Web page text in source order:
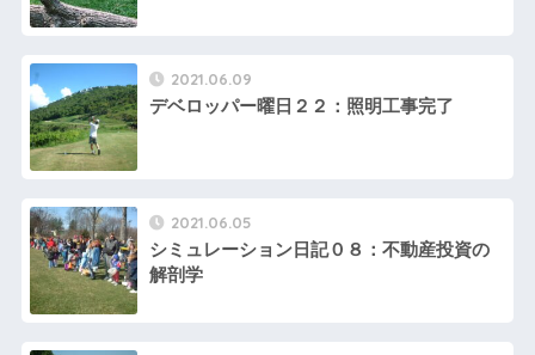
2021.06.09
デベロッパー曜日２２：照明工事完了
2021.06.05
シミュレーション日記０８：不動産投資の
解剖学